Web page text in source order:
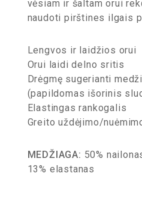
vėsiam ir šaltam orui
naudoti pirštines ilgais
Lengvos ir laidžios orui
Orui laidi delno sritis
Drėgmę sugerianti
(papildomas išorinis
Elastingas rankogalis
Greito uždėjimo/
MEDŽIAGA: 50%
13% elastanas